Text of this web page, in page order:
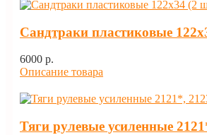
Сандтраки пластиковые
6000 p.
Описание товара
Тяги рулевые усиленные